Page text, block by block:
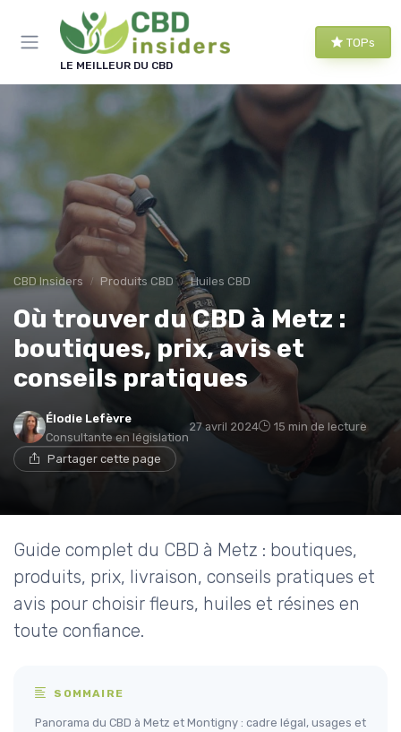
LE MEILLEUR DU CBD
TOPs
CBD Insiders Produits CBD Huiles CBD
Où trouver du CBD à Metz :
boutiques, prix, avis et
conseils pratiques
Élodie Lefèvre
Consultante en législation
27 avril 2024 15 min de lecture
Partager cette page
Guide complet du CBD à Metz : boutiques,
produits, prix, livraison, conseils pratiques et
avis pour choisir fleurs, huiles et résines en
toute confiance.
SOMMAIRE
Panorama du CBD à Metz et Montigny : cadre légal, usages et
Panneau de gestion des cookies